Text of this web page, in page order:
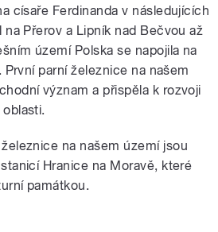
císaře Ferdinanda v následujících
Přerov a Lipník nad Bečvou až
území Polska se napojila na
parní železnice na našem
význam a přispěla k rozvoji
na našem území jsou
Hranice na Moravě, které
památkou.